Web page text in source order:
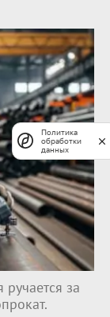
за
Политика
обработки
данных